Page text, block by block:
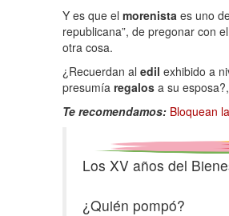
Y es que el morenista es uno
republicana”, de pregonar con el
otra cosa.
¿Recuerdan al edil exhibido a
presumía regalos a su
Te recomendamos: Bloquean
Los XV años del
¿Quién pompó?